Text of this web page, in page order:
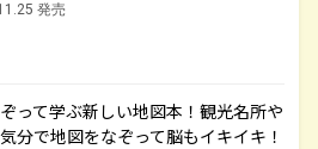
発売
って学ぶ新しい地図本！観光名所や
分で地図をなぞって脳もイキイキ！